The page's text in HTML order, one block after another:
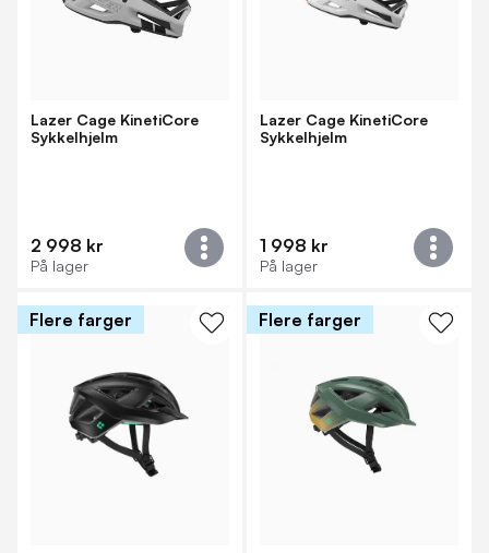
Lazer Cage KinetiCore
Sykkelhjelm
2 998 kr
På lager
Lazer Cage KinetiCore
Sykkelhjelm
1 998 kr
På lager
Flere farger Flere farger